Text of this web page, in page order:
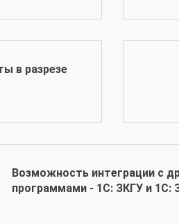
в разрезе
Возможность интеграции с
программами - 1С: ЗКГУ и 1С: